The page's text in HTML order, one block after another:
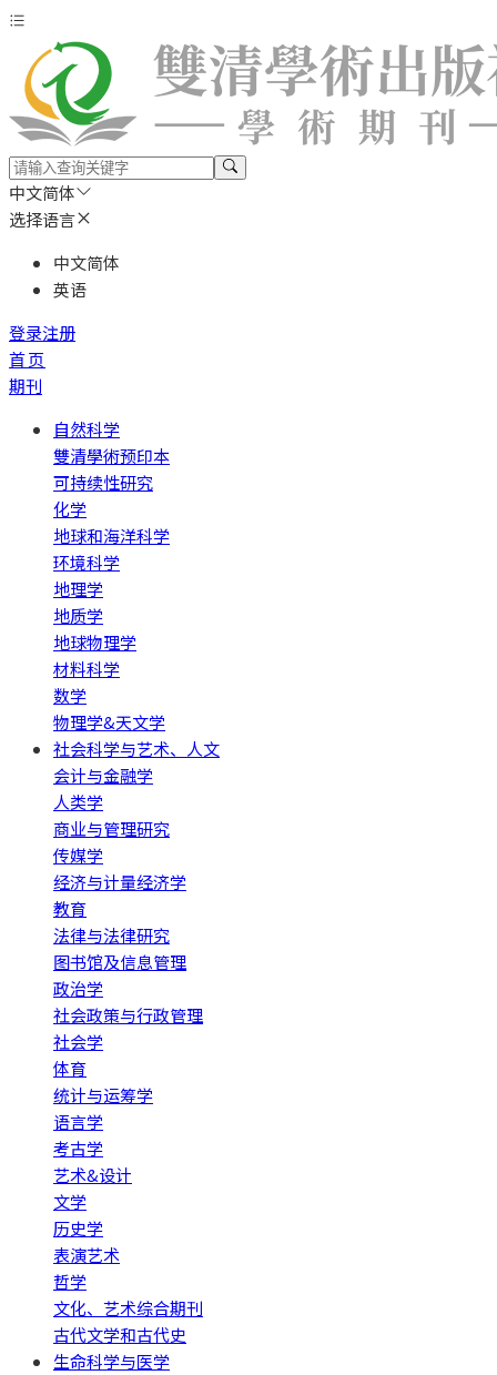
中文简体
选择语言
中文简体
英语
登录注册
首页
期刊
自然科学
雙清學術预印本
可持续性研究
化学
地球和海洋科学
环境科学
地理学
地质学
地球物理学
材料科学
数学
物理学&天文学
社会科学与艺术、人文
会计与金融学
人类学
商业与管理研究
传媒学
经济与计量经济学
教育
法律与法律研究
图书馆及信息管理
政治学
社会政策与行政管理
社会学
体育
统计与运筹学
语言学
考古学
艺术&设计
文学
历史学
表演艺术
哲学
文化、艺术综合期刊
古代文学和古代史
生命科学与医学